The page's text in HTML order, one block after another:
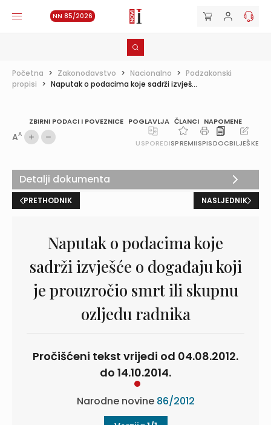
NN 85/2026
Početna > Zakonodavstvo > Nacionalno > Podzakonski
propisi > Naputak o podacima koje sadrži izvješ...
ZBIRNI PODACI I POVEZNICE POGLAVLJA ČLANCI NAPOMENE
AA
USPOREDISPREMIISPISDOCBILJEŠKE
PRETHODNIK NASLJEDNIK
Naputak o podacima koje
sadrži izvješće o događaju koji
je prouzročio smrt ili skupnu
ozljedu radnika
Pročišćeni tekst vrijedi od 04.08.2012.
do 14.10.2014.
Narodne novine 86/2012
Detalji dokumenta